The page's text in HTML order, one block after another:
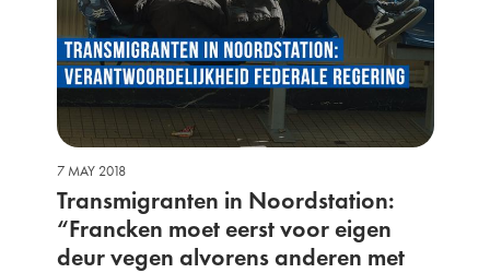
7 MAY 2018
Transmigranten in Noordstation:
“Francken moet eerst voor eigen
deur vegen alvorens anderen met